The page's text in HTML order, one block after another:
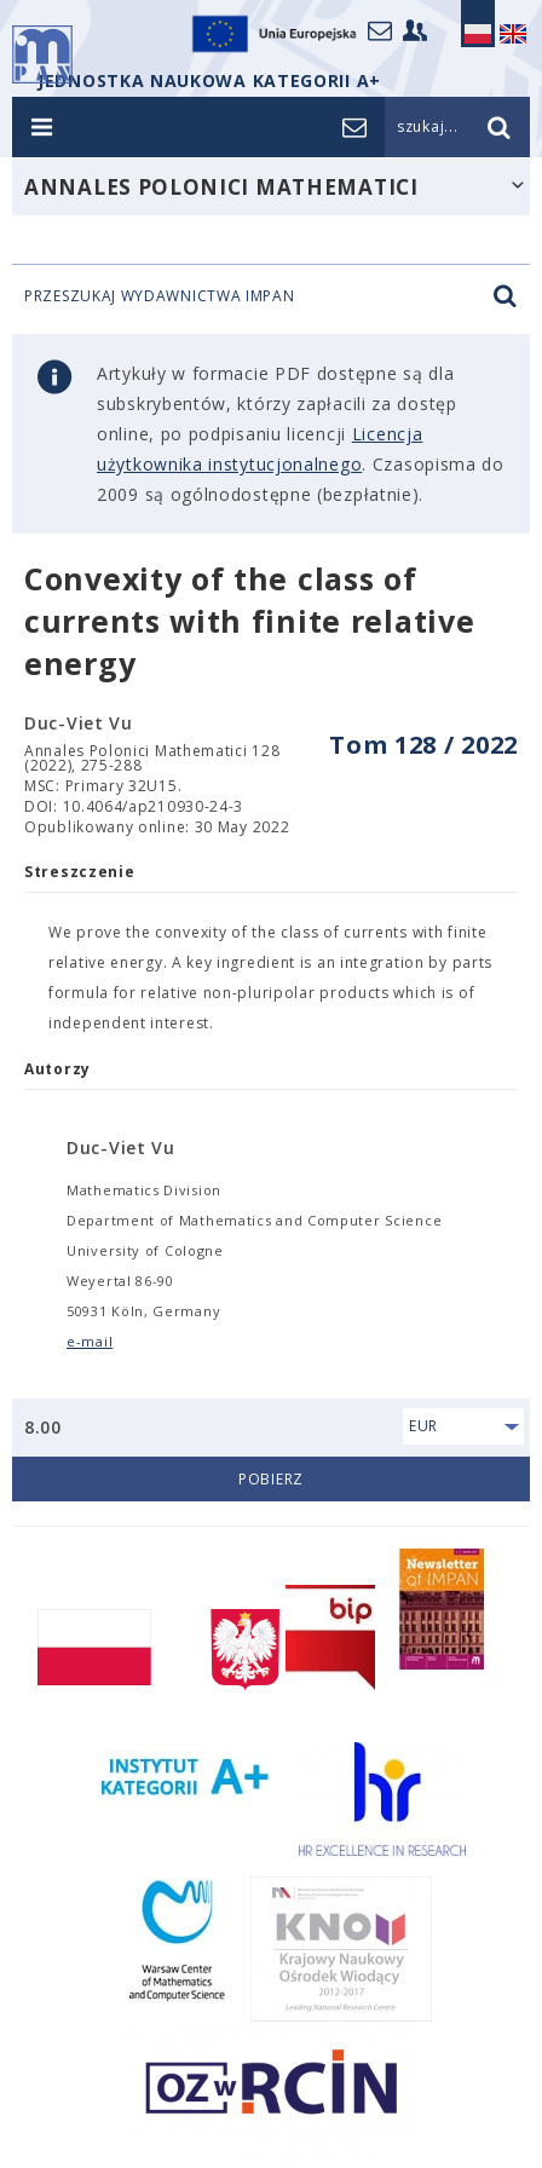
JEDNOSTKA NAUKOWA KATEGORII A+
szukaj...
ANNALES POLONICI MATHEMATICI
PRZESZUKAJ WYDAWNICTWA IMPAN
Artykuły w formacie PDF dostępne są dla
subskrybentów, którzy zapłacili za dostęp
online, po podpisaniu licencji Licencja
użytkownika instytucjonalnego. Czasopisma do
2009 są ogólnodostępne (bezpłatnie).
Convexity of the class of
currents with finite relative
energy
Tom 128 / 2022
Duc-Viet Vu
Annales Polonici Mathematici 128
(2022), 275-288
MSC: Primary 32U15.
DOI: 10.4064/ap210930-24-3
Opublikowany online: 30 May 2022
Streszczenie
We prove the convexity of the class of currents with finite
relative energy. A key ingredient is an integration by parts
formula for relative non-pluripolar products which is of
independent interest.
Autorzy
Duc-Viet Vu
Mathematics Division
Department of Mathematics and Computer Science
University of Cologne
Weyertal 86-90
50931 Köln, Germany
e-mail
8.00 EUR
POBIERZ